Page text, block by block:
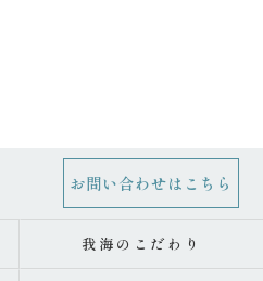
お問い合わせはこちら
我海のこだわり